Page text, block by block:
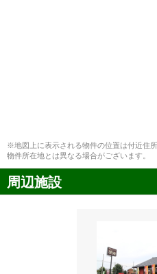
※地図上に表示される物件の位置は付近住
物件所在地とは異なる場合がございます。
周辺施設